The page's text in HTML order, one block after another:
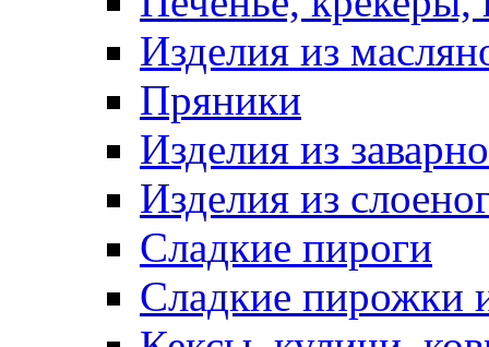
Изделия из
Пряники
Изделия из
Изделия из
Сладкие пироги
Сладкие пирожки